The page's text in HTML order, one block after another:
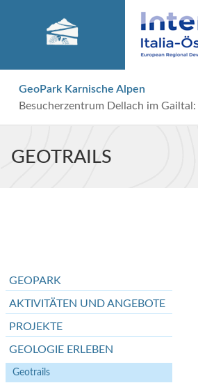
GeoPark Karnische Alpen
Besucherzentrum Dellach im Gailtal:
GEOTRAILS
GEOPARK
AKTIVITÄTEN UND ANGEBOTE
PROJEKTE
GEOLOGIE ERLEBEN
Geotrails